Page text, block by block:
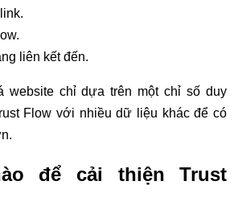
liên kết đến.
website chỉ dựa trên một chỉ số duy
Flow với nhiều dữ liệu khác để có
để cải thiện Trust